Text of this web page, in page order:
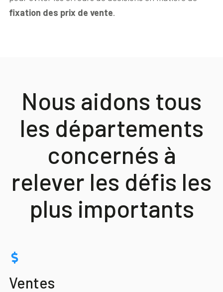
fixation des prix de vente.
Nous aidons tous
les départements
concernés à
relever les défis les
plus importants
Ventes